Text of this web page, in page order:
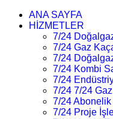
ANA SAYFA
HİZMETLER
7/24
7/24 Gaz
7/24
7/24 Kombi
7/24
7/24 7/24
7/24
7/24 Proje